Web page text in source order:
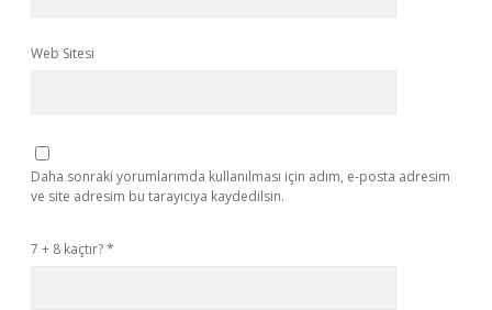
Web Sitesi
Daha sonraki yorumlarımda kullanılması için adım, e-posta adresim
ve site adresim bu tarayıcıya kaydedilsin.
7 + 8 kaçtır?*